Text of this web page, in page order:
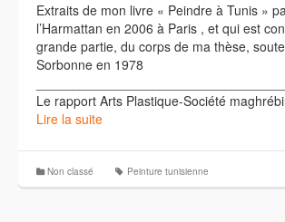
Extraits de mon livre « Peindre à Tunis »
l’Harmattan en 2006 à Paris , et qui est
grande partie, du corps de ma thèse,
Sorbonne en 1978
Le rapport Arts Plastique-Société
Lire la suite
Non classé Peinture tunisienne